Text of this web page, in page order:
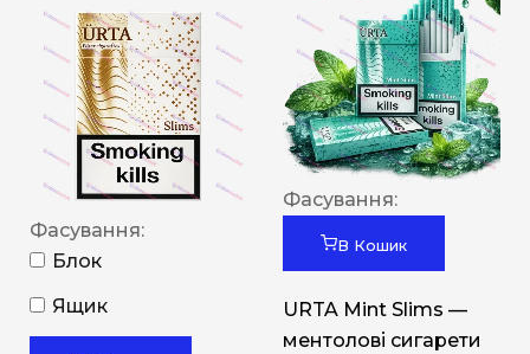
Фасування:
Блок
Ящик
Фасування:
В Кошик
URTA Mint Slims —
ментолові сигарети